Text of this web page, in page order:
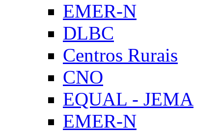
EMER-N
DLBC
Centros Rurais
CNO
EQUAL - JEMA
EMER-N